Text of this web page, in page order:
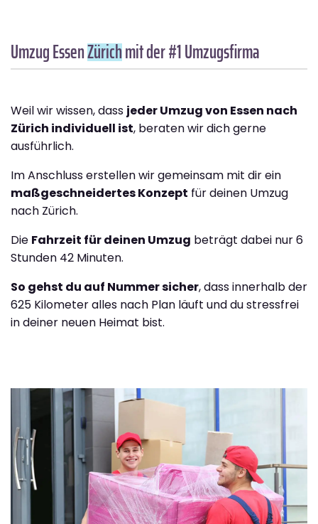
Umzug EssenZürichmit der #1 Umzugsfirma
Weil wir wissen, dass jeder Umzug von Essen nach
Zürich individuell ist, beraten wir dich gerne
ausführlich.
Im Anschluss erstellen wir gemeinsam mit dir ein
maßgeschneidertes Konzept für deinen Umzug
nach Zürich.
Die Fahrzeit für deinen Umzug beträgt dabei nur 6
Stunden 42 Minuten.
So gehst du auf Nummer sicher, dass innerhalb der
625 Kilometer alles nach Plan läuft und du stressfrei
in deiner neuen Heimat bist.